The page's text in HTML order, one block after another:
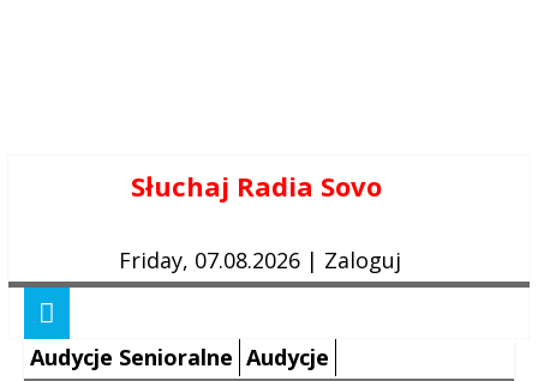
Słuchaj Radia Sovo
Friday, 07.08.2026 | Zaloguj
Audycje Senioralne Audycje